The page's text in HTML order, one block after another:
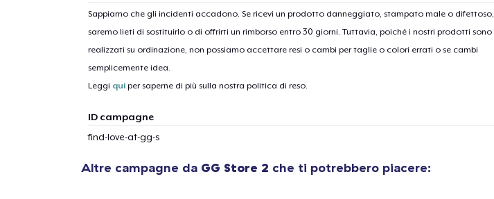
Sappiamo che gli incidenti accadono. Se ricevi un prodotto danneggiato, stampato male o difettoso,
saremo lieti di sostituirlo o di offrirti un rimborso entro 30 giorni. Tuttavia, poiché i nostri prodotti sono
realizzati su ordinazione, non possiamo accettare resi o cambi per taglie o colori errati o se cambi
semplicemente idea.
Leggi quiper saperne di più sulla nostra politica di reso.
ID campagne
find-love-at-gg-s
Altre campagne da GG Store 2 che ti potrebbero piacere: